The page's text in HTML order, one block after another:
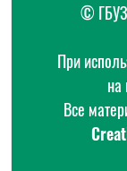
© ГБУЗ
При
на
Все